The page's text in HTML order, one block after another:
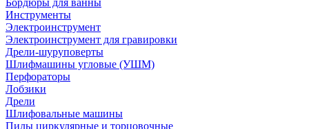
Бордюры для ванны
Инструменты
Электроинструмент
Электроинструмент для гравировки
Дрели-шуруповерты
Шлифмашины угловые (УШМ)
Перфораторы
Лобзики
Дрели
Шлифовальные машины
Пилы циркулярные и торцовочные